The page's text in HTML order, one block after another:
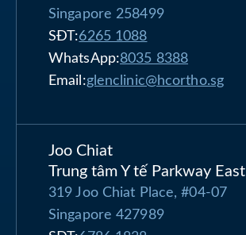
Singapore 258499
SĐT:6265 1088
WhatsApp:8035 8388
Email:glenclinic@hcortho.sg
Joo Chiat
Trung tâm Y tế Parkway East
319 Joo Chiat Place, #04-07
Singapore 427989